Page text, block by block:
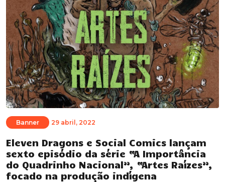
Banner 29 abril, 2022
Eleven Dragons e Social Comics lançam
sexto episódio da série “A Importância
do Quadrinho Nacional”, “Artes Raízes”,
focado na produção indígena